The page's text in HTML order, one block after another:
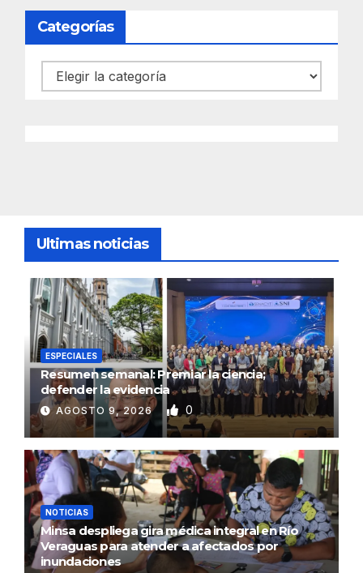
Categorías
Categorías
Ultimas noticias
ESPECIALES
Resumen semanal: Premiar la ciencia;
defender la evidencia
AGOSTO 9, 2026 0
NOTICIAS
Minsa despliega gira médica integral en Río
Veraguas para atender a afectados por
inundaciones